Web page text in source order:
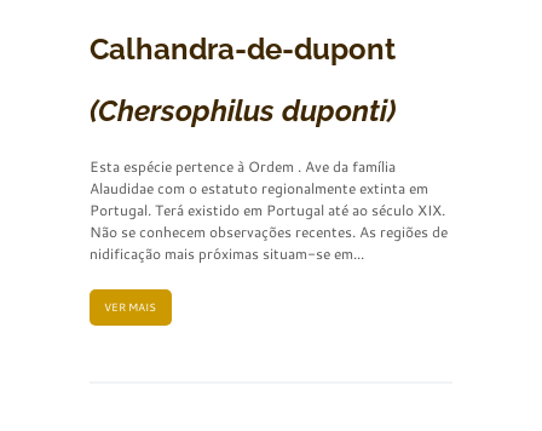
Calhandra-de-dupont
(Chersophilus duponti)
Esta espécie pertence à Ordem . Ave da família
Alaudidae com o estatuto regionalmente extinta em
Portugal. Terá existido em Portugal até ao século XIX.
Não se conhecem observações recentes. As regiões de
nidificação mais próximas situam-se em...
VER MAIS